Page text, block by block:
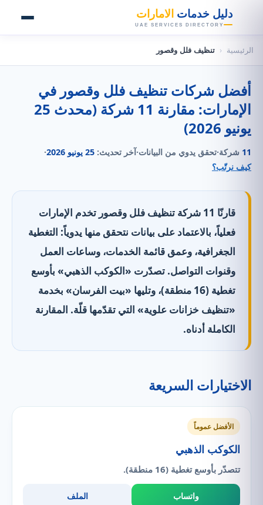
دليل خدمات الامارات
UAE SERVICES DIRECTORY
الرئيسية ‹ تنظيف فلل وقصور
أفضل شركات تنظيف فلل وقصور في
الإمارات: مقارنة 11 شركة (محدث 25
يونيو 2026)
11 شركة·تحقق يدوي من البيانات·آخر تحديث: 25 يونيو 2026
·
كيف نرتّب؟
قارنّا 11 شركة تنظيف فلل وقصور تخدم الإمارات
فعلياً، بالاعتماد على بيانات نتحقق منها يدوياً: التغطية
الجغرافية، وعمق قائمة الخدمات، وساعات العمل
وقنوات التواصل. تصدّرت «الكوكب الذهبي» بأوسع
تغطية (16 منطقة)، وتليها «بيت الفرسان» بخدمة
«تنظيف خزانات علوية» التي تقدّمها قلّة. المقارنة
الكاملة أدناه.
الاختيارات السريعة
الأفضل عموماً
الكوكب الذهبي
تتصدّر بأوسع تغطية (16 منطقة).
واتساب الملف